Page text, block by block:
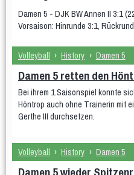
Damen 5 - DJK BW Annen II 3:1
Vorsaison: Hinrunde 3:1,
Volleyball › History › Damen 5
Damen 5 retten den
Bei ihrem 1.Saisonspiel konnte
Höntrop auch ohne Trainerin mit
Gerthe III durchsetzen.
Volleyball › History › Damen 5